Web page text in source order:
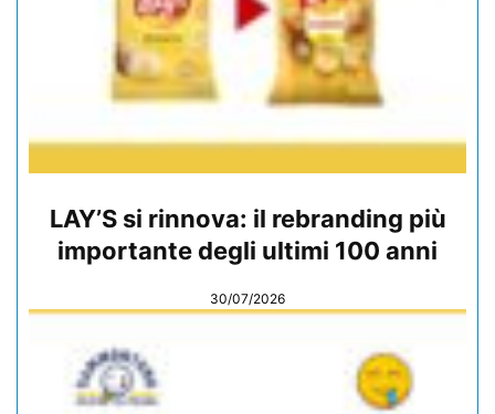
LAY’S si rinnova: il rebranding più
importante degli ultimi 100 anni
30/07/2026